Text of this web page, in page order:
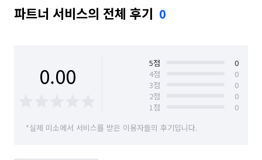
파트너 서비스의 전체 후기 0
0.00 5점
0
4점
0
3점
0
2점
0
1점
0
*실제 미소에서 서비스를 받은 이용자들의 후기입니다.